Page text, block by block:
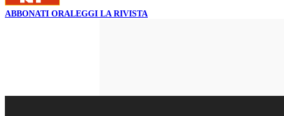
ABBONATI ORALEGGI LA RIVISTA